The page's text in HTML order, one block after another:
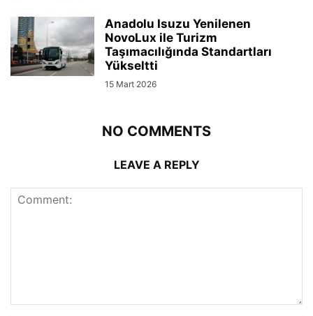
Anadolu Isuzu Yenilenen
NovoLux ile Turizm
Taşımacılığında Standartları
Yükseltti
15 Mart 2026
NO COMMENTS
LEAVE A REPLY